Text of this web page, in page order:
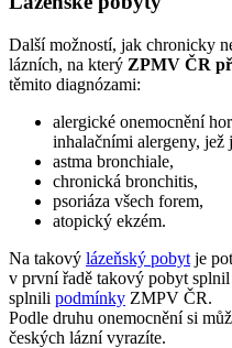
Další možností, jak chronicky
lázních, na který ZPMV ČR
těmito diagnózami:
alergické onemocnění
inhalačními alergeny, jež
astma bronchiale,
chronická bronchitis,
psoriáza všech forem,
atopický ekzém.
Na takový lázeňský pobyt je
v první řadě takový pobyt
splnili podmínky ZMPV ČR.
Podle druhu onemocnění si
českých lázní vyrazíte.